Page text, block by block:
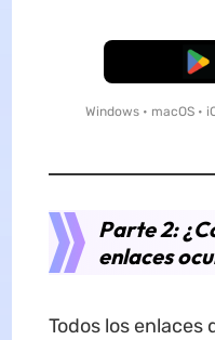
Windows • macOS •
Parte 2:
enlaces
Todos los enlaces